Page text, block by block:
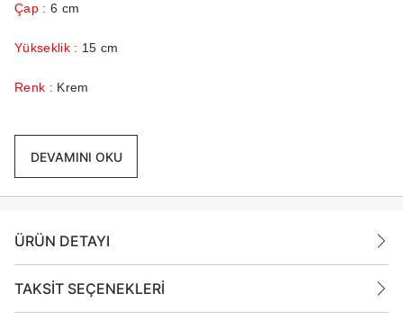
Çap : 6 cm
Yükseklik : 15 cm
Renk : Krem
Mumları yanıcı maddelerin yakınlarına koymayın.
DEVAMINI OKU
ÜRÜN DETAYI
TAKSİT SEÇENEKLERİ